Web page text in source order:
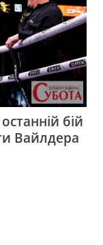
бій
Вайлдера